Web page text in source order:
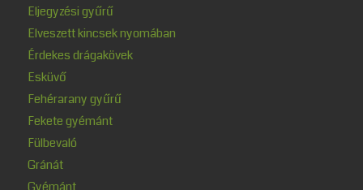
Eljegyzési gyűrű
Elveszett kincsek nyomában
Érdekes drágakövek
Esküvő
Fehérarany gyűrű
Fekete gyémánt
Fülbevaló
Gránát